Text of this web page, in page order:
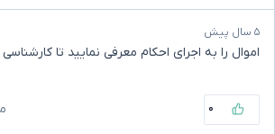
۵ سال پیش
اموال را به اجرای احکام معرفی نمایید تا
۰